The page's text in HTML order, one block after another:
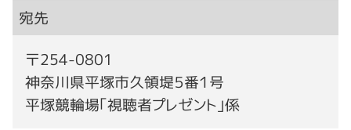
宛先
〒254-0801
神奈川県平塚市久領堤５番１号
平塚競輪場｢視聴者プレゼント｣係